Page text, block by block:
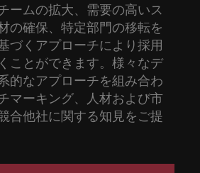
ームの拡大、需要の高いス
の確保、特定部門の移転を
づくアプローチにより採用
ことができます。様々なデ
的なアプローチを組み合わ
マーキング、人材および市
合他社に関する知見をご提